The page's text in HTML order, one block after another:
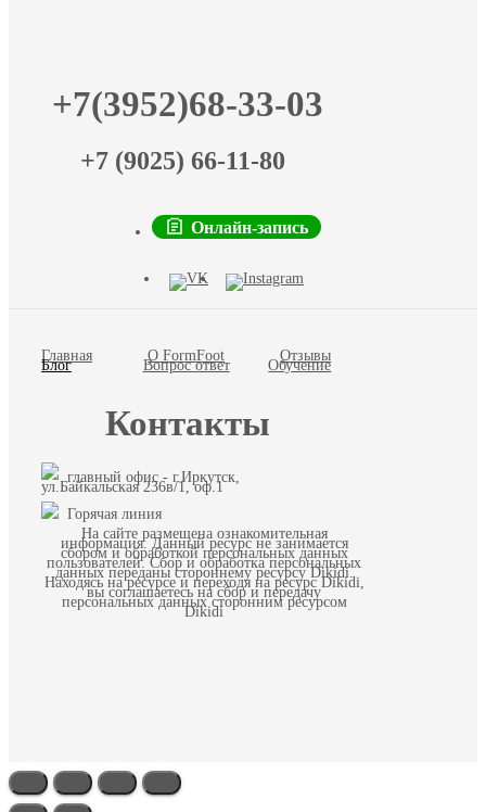
+7(3952)68-33-03
+7 (9025) 66-11-80
Онлайн-запись
Главная О FormFoot Отзывы
Блог Вопрос ответ Обучение
Контакты
главный офис - г.Иркутск,
ул.Байкальская 236в/1, оф.1
Горячая линия
На сайте размещена ознакомительная
информация. Данный ресурс не занимается
сбором и обработкой персональных данных
пользователей. Сбор и обработка персональных
данных переданы стороннему ресурсу Dikidi.
Находясь на ресурсе и переходя на ресурс Dikidi,
вы соглашаетесь на сбор и передачу
персональных данных сторонним ресурсом
Dikidi